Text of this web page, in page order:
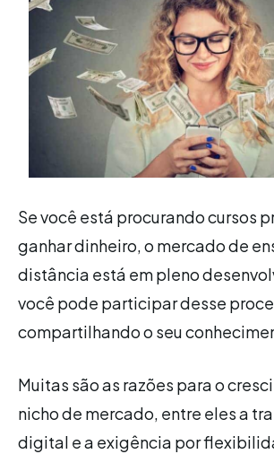
Se você está procurando cursos
ganhar dinheiro, o mercado de
distância está em pleno
você pode participar desse
compartilhando o seu
Muitas são as razões para o
nicho de mercado, entre eles a
digital e a exigência por